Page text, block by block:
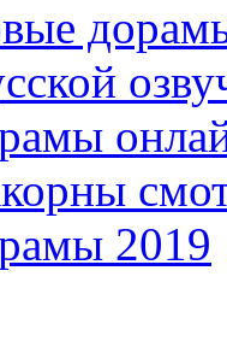
2019